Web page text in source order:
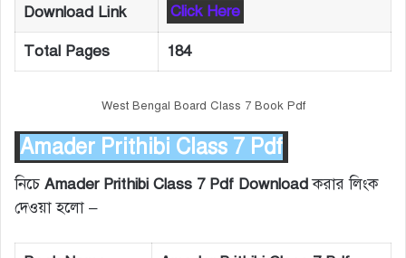
Download Link Click Here
Total Pages 184
West Bengal Board Class 7 Book Pdf
Amader Prithibi Class 7 Pdf
নিচে Amader Prithibi Class 7 Pdf Downloadকরার লিংক
দেওয়া হলো –